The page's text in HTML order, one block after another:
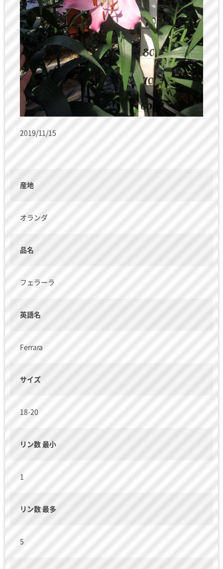
2019/11/15
産地
オランダ
品名
フェラーラ
英語名
Ferrara
サイズ
18-20
リン数 最小
1
リン数 最多
5